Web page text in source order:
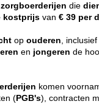
zorgboerderijen die
kostprijs van€ 39 per
opouderen ,
en jongeren de
komen
( PGB's), contracten